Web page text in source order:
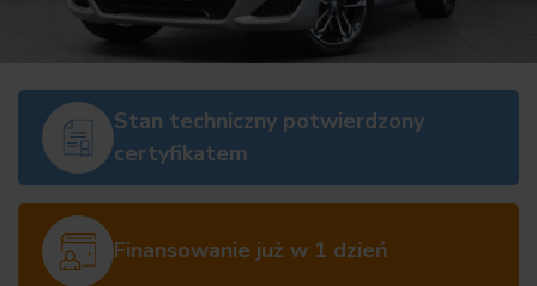
Stan techniczny potwierdzony
certyfikatem
Finansowanie już w 1 dzień